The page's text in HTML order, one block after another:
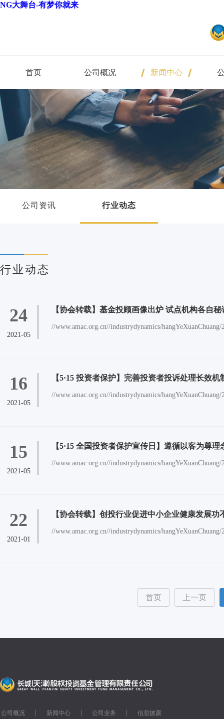
NG大舞台-有梦你就来
首页 公司概况 新闻中心
公司资讯 行业动态
行业动态
24
2021-05
【协会转载】基金投顾画像出炉 试点机构各自
//www.amac.org.cn//industrydynamics/hangYeXuanChuang/
16
2021-05
【5·15 投资者保护】完善投资者投诉处理长效机
//www.amac.org.cn//industrydynamics/hangYeXuanChuang/
15
2021-05
【5·15 全国投资者保护宣传日】遵循以客为尊理
//www.amac.org.cn//industrydynamics/hangYeXuanChuang/
22
2021-01
【协会转载】创投行业促进中小企业健康发展功
//www.amac.org.cn//industrydynamics/hangYeXuanChuang/
首页 上一页
公司概况 新闻中心 公司业务 信息披露